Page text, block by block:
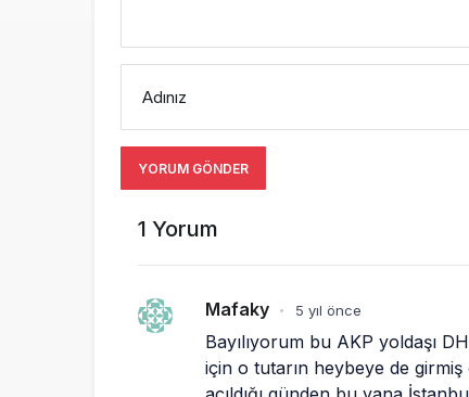
Adınız
YORUM GÖNDER
1 Yorum
Mafaky • 5 yıl önce
Bayılıyorum bu AKP yoldaşı
için o tutarın heybeye de girmiş